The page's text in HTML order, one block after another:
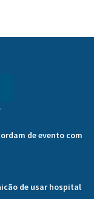
de evento com
de usar hospital